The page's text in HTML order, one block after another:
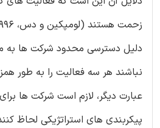
دلیل دسترسی محدود شرکت ها به
نباشند هر سه فعالیت را به طور
عبارت دیگر، لازم است شرکت ها
پیکربندی های استراتژیکی لحاظ